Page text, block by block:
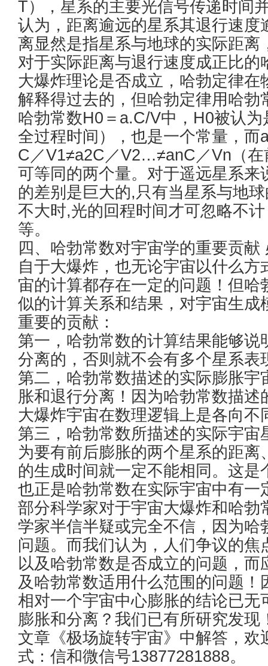
T），星系的主要光信号传递时间
认为，距离逾远的星系其退行速
离显然是指星系与地球的实际距
对于实际距离与退行速度成正比
大爆炸理论是否成立，哈勃定律
解释得过去的，但哈勃定律用哈
哈勃常数H0＝a.C/V中，H0被认
全过程时间），也是一个常量，
C／V1≠a2C／V2…≠anC／Vn（
可等同的两个量。对于遥远星系
的差别是巨大的,只有当星系与地
不大时,光的回程时间才可忽略不
等。
四、哈勃常数对宇宙学的重要贡
自于大爆炸，也无论宇宙以什么
宙的计算都存在一定的问题！但
似的计算关系和结果，对宇宙生
重要的贡献：
第一，哈勃常数的计算结果能够
分离的，否则就不会有多个星系表
第二，哈勃常数描述的实际膨胀
胀和退行分离！因为哈勃常数描
大爆炸宇宙在数理逻辑上是各向不
第三，哈勃常数所描述的实际宇
为要有前后膨胀的两个星系的距
的生成时间就一定不能相同。这是
也正是哈勃常数在实际宇宙中有
部分科学家对于宇宙大爆炸和哈
学家半信半疑或完全不信，因为
问题。而我们认为，人们争议的
以及哈勃常数是否成立的问题，
及哈勃常数适用什么范围的问题
相对一个宇宙中心膨胀的结论已
膨胀和分离？我们已有所研究发
文章《极场旋转宇宙》中解答，欢
式：信和微信号13877281888。